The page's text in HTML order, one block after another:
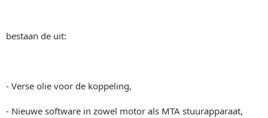
bestaan de uit:
- Verse olie voor de koppeling,
- Nieuwe software in zowel motor als MTA stuurapparaat,